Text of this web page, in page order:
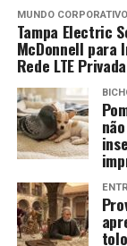
MUNDO CORPORATIVO
Tampa Electric
McDonnell para
Rede LTE Privada